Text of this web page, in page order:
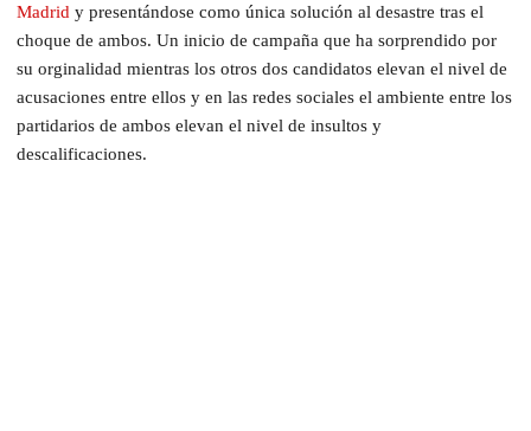
Madrid y presentándose como única solución al desastre tras el
choque de ambos. Un inicio de campaña que ha sorprendido por
su orginalidad mientras los otros dos candidatos elevan el nivel de
acusaciones entre ellos y en las redes sociales el ambiente entre los
partidarios de ambos elevan el nivel de insultos y
descalificaciones.